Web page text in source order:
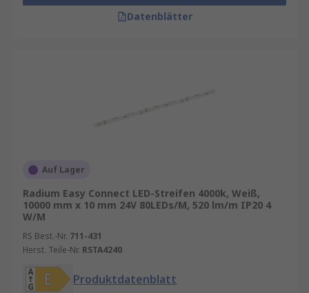
Datenblätter
Auf Lager
Radium Easy Connect LED-Streifen 4000k, Weiß,
10000 mm x 10 mm 24V 80LEDs/M, 520 lm/m IP20 4
W/M
RS Best.-Nr. 711-431
Herst. Teile-Nr. RSTA4240
Produktdatenblatt